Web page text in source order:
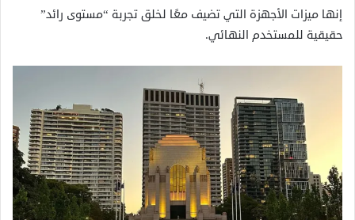
إنها ميزات الأجهزة التي تضيف معًا لخلق تجربة “مستوى رائد”
حقيقية للمستخدم النهائي.